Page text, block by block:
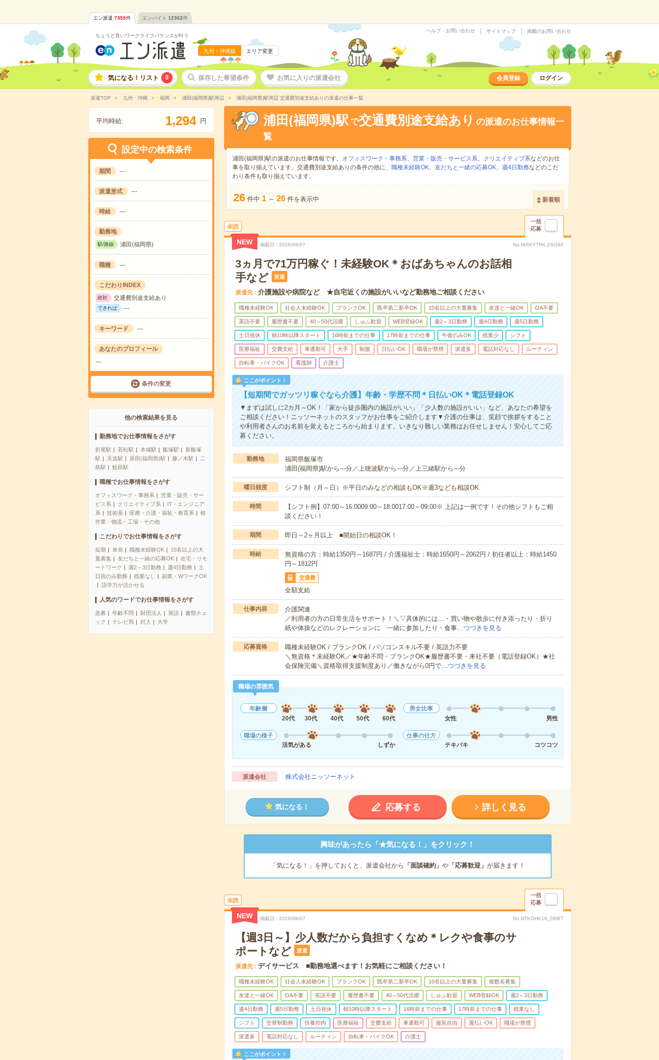
エン派遣 7355件 エンバイト 12362件
ちょうど良いワークライフバランスが叶う
九州・沖縄版 エリア変更
ヘルプ・お問い合わせ サイトマップ 掲載のお問い合わせ
気になる！リスト 0 保存した希望条件 お気に入りの派遣会社 会員登録 ログイン
派遣TOP 九州・沖縄 福岡 浦田(福岡県)駅周辺 浦田(福岡県)駅周辺 交通費別途支給ありの派遣の仕事一覧
平均時給: 1,294 円
設定中の検索条件
期間 ---
派遣形式 ---
時給 ---
勤務地
駅/路線 浦田(福岡県)
職種 ---
こだわりINDEX
絶対 交通費別途支給あり
できれば ---
キーワード ---
あなたのプロフィール
---
条件の変更
他の検索結果を見る
勤務地でお仕事情報をさがす
折尾駅 若松駅 本城駅 飯塚駅
新飯塚
駅
天道駅 原田(福岡県)駅 藤ノ木駅
二
島駅
鯰田駅
職種でお仕事情報をさがす
オフィスワーク・事務系
営業・販売・サー
ビス系
クリエイティブ系
IT・エンジニア
系
技術系 医療・介護・福祉・教育系
軽
作業・物流・工場・その他
こだわりでお仕事情報をさがす
短期 単発 職種未経験OK
10名以上の大
量募集
友だちと一緒の応募OK
在宅・リモ
ートワーク
週2～3日勤務 週4日勤務
土
日祝のみ勤務
残業なし
副業・WワークOK
語学力が活かせる
人気のワードでお仕事情報をさがす
急募 年齢不問 財団法人 英語
書類チェ
ック
テレビ局 封入 大学
浦田(福岡県)駅 で交通費別途支給あり の派遣のお仕事情報一
覧
浦田(福岡県)駅の派遣のお仕事情報です。 オフィスワーク・事務系、 営業・販売・サービス系、 クリエイティブ系などのお仕
事を取り揃えています。交通費別途支給ありの条件の他に、 職種未経験OK、 友だちと一緒の応募OK、 週4日勤務などのこだ
わり条件も取り揃えています。
26 件中 1 ～ 26 件を表示中 新着順
未読
一括
応募
NEW 掲載日 2026/08/07 No.NISKYTRK-2SG94
3ヵ月で71万円稼ぐ！未経験OK＊おばあちゃんのお話相
手など
派遣
派遣先 介護施設や病院など ★自宅近くの施設がいいなど勤務地ご相談ください
職種未経験OK 社会人未経験OK ブランクOK 既卒第二新卒OK 10名以上の大量募集 友達と一緒OK OA不要
英語不要 履歴書不要 40～50代活躍 しゅふ歓迎 WEB登録OK 週2～3日勤務 週4日勤務 週5日勤務
土日祝休 朝10時以降スタート 16時前までの仕事 17時前までの仕事 午後のみOK 残業少 シフト
医療福祉 交費支給 車通勤可 大手 制服 日払いOK 職場が禁煙 派遣多 電話対応なし ルーティン
自転車・バイクOK 看護師 介護士
ここがポイント！
【短期間でガッツリ稼ぐなら介護】年齢・学歴不問＊日払いOK＊電話登録OK
▼まずは試しに2カ月～OK！「家から徒歩圏内の施設がいい」「少人数の施設がいい」など、あなたの希望を
ご相談ください！ニッソーネットのスタッフがお仕事をご紹介します▼介護の仕事は、笑顔で挨拶をすること
や利用者さんのお名前を覚えるところから始まります。いきなり難しい業務はお任せしません！安心してご応
募ください。
勤務地
福岡県飯塚市
浦田(福岡県)駅から---分／上穂波駅から---分／上三緒駅から---分
曜日頻度 シフト制（月～日）※平日のみなどの相談もOK※週3なども相談OK
時間
【シフト例】07:00～16:0009:00～18:0017:00～09:00※ 上記は一例です！その他シフトもご相
談ください！
期間 即日～2ヶ月以上 ■開始日の相談OK！
時給
無資格の方：時給1350円～1687円 / 介護福祉士：時給1650円～2062円 / 初任者以上：時給1450
円～1812円
交通費
全額支給
仕事内容
介護関連
／利用者の方の日常生活をサポート！＼▽具体的には…・買い物や散歩に付き添ったり・折り
紙や体操などのレクレーションに 一緒に参加したり・食事…つづきを見る
応募資格
職種未経験OK / ブランクOK / パソコンスキル不要 / 英語力不要
＼無資格＊未経験OK／★年齢不問・ブランクOK★履歴書不要・来社不要（電話登録OK）★社
会保険完備＼資格取得支援制度あり／働きながら0円で…つづきを見る
職場の雰囲気
年齢層
20代
30代 40代 50代 60代
男女比率
女性
男性
職場の様子
活気がある
しずか
仕事の仕方
テキパキ
コツコツ
派遣会社 株式会社ニッソーネット
気になる！ 応募する 詳しく見る
興味があったら「★気になる！」をクリック！
「気になる！」を押しておくと、派遣会社から 「面談確約」 や「応募歓迎」 が届きます！
未読
一括
応募
NEW 掲載日 2026/08/07 No.NTKOHK19_DRBT
【週3日～】少人数だから負担すくなめ＊レクや食事のサ
ポートなど
派遣
派遣先 デイサービス ■勤務地選べます！お気軽にご相談ください！
職種未経験OK 社会人未経験OK ブランクOK 既卒第二新卒OK 10名以上の大量募集 複数名募集
友達と一緒OK OA不要 英語不要 履歴書不要 40～50代活躍 しゅふ歓迎 WEB登録OK 週2～3日勤務
週4日勤務 週5日勤務 土日祝休 朝10時以降スタート 16時前までの仕事 17時前までの仕事 残業なし
シフト 交替制勤務 扶養控内 医療福祉 交費支給 車通勤可 服装自由 週払いOK 職場が禁煙
派遣多 電話対応なし ルーティン 自転車・バイクOK 介護士
ここがポイント！